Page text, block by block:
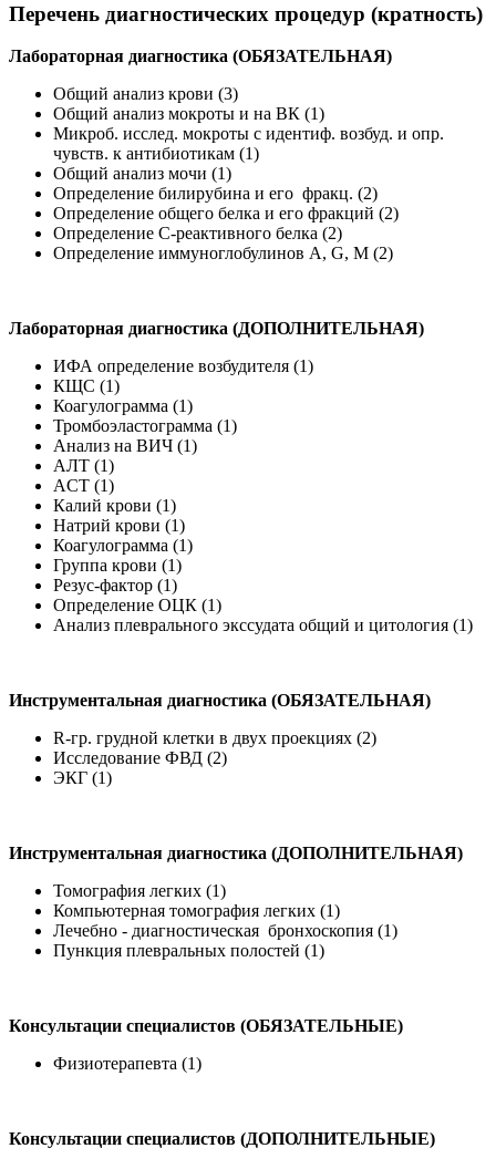
Перечень диагностических процедур (кратность)
Лабораторная диагностика (ОБЯЗАТЕЛЬНАЯ)
Общий анализ крови (3)
Общий анализ мокроты и на ВК (1)
Микроб. исслед. мокроты с идентиф. возбуд. и опр.
чувств. к антибиотикам (1)
Общий анализ мочи (1)
Определение билирубина и его фракц. (2)
Определение общего белка и его фракций (2)
Определение С-реактивного белка (2)
Определение иммуноглобулинов A, G, M (2)
Лабораторная диагностика (ДОПОЛНИТЕЛЬНАЯ)
ИФА определение возбудителя (1)
КЩС (1)
Коагулограмма (1)
Тромбоэластограмма (1)
Анализ на ВИЧ (1)
АЛТ (1)
ACT (1)
Калий крови (1)
Натрий крови (1)
Коагулограмма (1)
Группа крови (1)
Резус-фактор (1)
Определение ОЦК (1)
Анализ плеврального экссудата общий и цитология (1)
Инструментальная диагностика (ОБЯЗАТЕЛЬНАЯ)
R-гр. грудной клетки в двух проекциях (2)
Исследование ФВД (2)
ЭКГ (1)
Инструментальная диагностика (ДОПОЛНИТЕЛЬНАЯ)
Томография легких (1)
Компьютерная томография легких (1)
Лечебно - диагностическая бронхоскопия (1)
Пункция плевральных полостей (1)
Консультации специалистов (ОБЯЗАТЕЛЬНЫЕ)
Физиотерапевта (1)
Консультации специалистов (ДОПОЛНИТЕЛЬНЫЕ)